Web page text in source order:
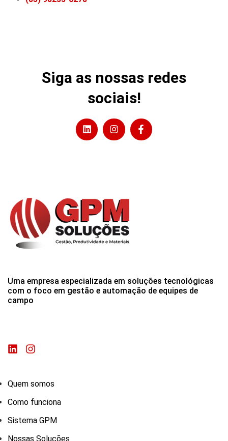
Siga as nossas redes
sociais!
Uma empresa especializada em soluções tecnológicas
com o foco em gestão e automação de equipes de
campo
Quem somos
Como funciona
Sistema GPM
Nossas Soluções